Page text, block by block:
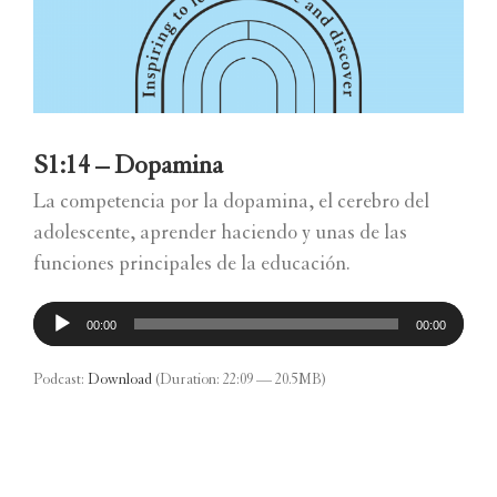
S1:14 – Dopamina
La competencia por la dopamina, el cerebro del
adolescente, aprender haciendo y unas de las
funciones principales de la educación.
Reproductor
de
audio
00:00 00:00
Podcast: Download (Duration: 22:09 — 20.5MB)